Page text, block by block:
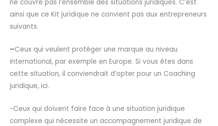
ne couvre pas l’ensemble des situations juridiques. C’est
ainsi que ce Kit juridique ne convient pas aux entrepreneurs
suivants.
–Ceux qui veulent protéger une marque au niveau
international, par exemple en Europe. Si vous êtes dans
cette situation, il conviendrait d’opter pour un Coaching
juridique, ici.
-Ceux qui doivent faire face à une situation juridique
complexe qui nécessite un accompagnement juridique de